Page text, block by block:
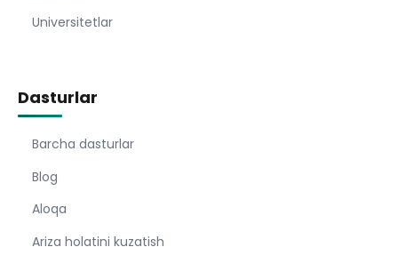
Universitetlar
Dasturlar
Barcha dasturlar
Blog
Aloqa
Ariza holatini kuzatish